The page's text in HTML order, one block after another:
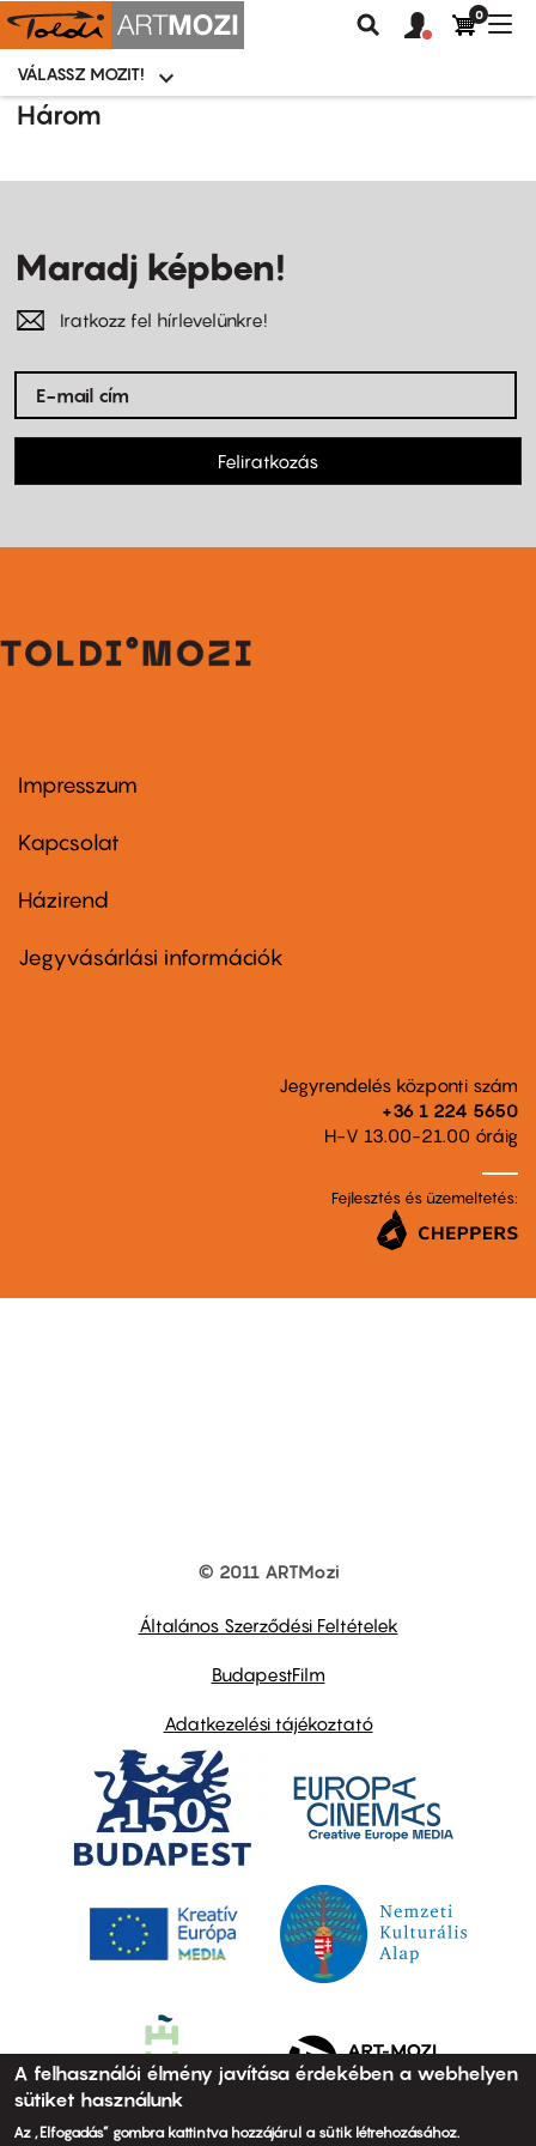
Ugrás
Moziválasztó
menü
VÁLASSZ MOZIT!
Keresés
Felhasználói
fiók
0
Három
Maradj képben!
Iratkozz fel hírlevelünkre!
Feliratkozás
Footer
first
Impresszum
Kapcsolat
Footer
second
Házirend
Jegyvásárlási információk
Jegyrendelés központi szám
+36 1 224 5650
H-V 13.00-21.00 óráig
Fejlesztés és üzemeltetés:
© 2011 ARTMozi
Általános Szerződési Feltételek
BudapestFilm
Adatkezelési tájékoztató
A felhasználói élmény javítása érdekében a webhelyen
sütiket használunk
Az „Elfogadás” gombra kattintva hozzájárul a sütik létrehozásához.